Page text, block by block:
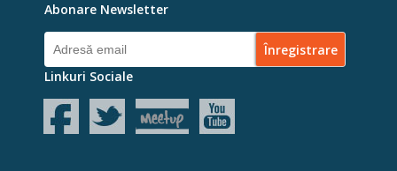
Abonare Newsletter
Linkuri Sociale